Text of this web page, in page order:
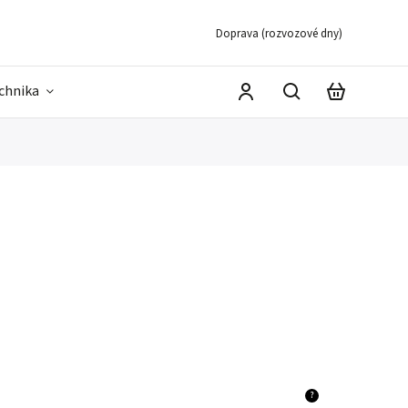
Doprava (rozvozové dny)
?